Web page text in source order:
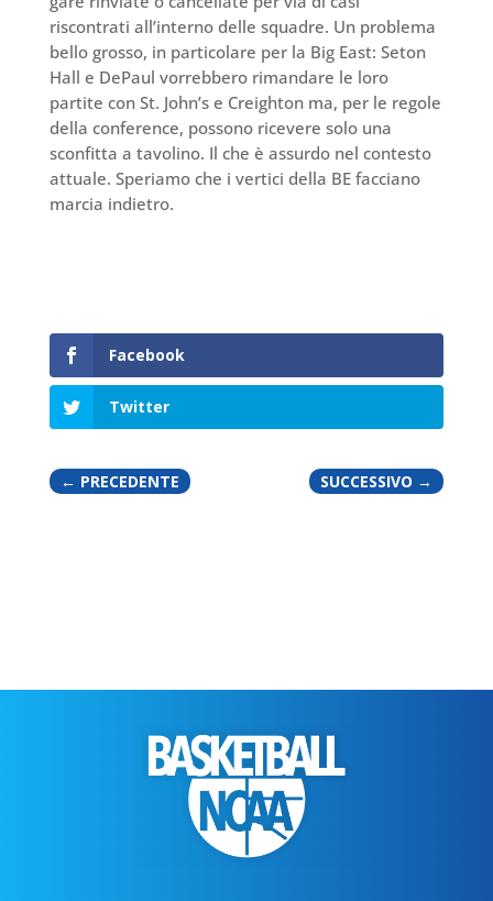
riscontrati all’interno delle squadre. Un problema
bello grosso, in particolare per la Big East: Seton
Hall e DePaul vorrebbero rimandare le loro
partite con St. John’s e Creighton ma, per le regole
della conference, possono ricevere solo una
sconfitta a tavolino. Il che è assurdo nel contesto
attuale. Speriamo che i vertici della BE facciano
marcia indietro.
Facebook
Twitter
← PRECEDENTE SUCCESSIVO →